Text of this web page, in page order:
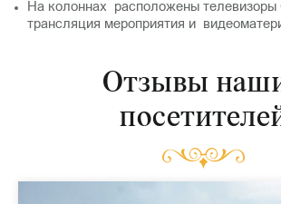
На колоннах расположены телевизоры
трансляция мероприятия и
Отзывы